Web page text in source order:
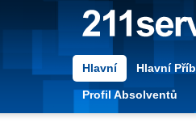
Hlavní Hlavní
Profil Absolventů